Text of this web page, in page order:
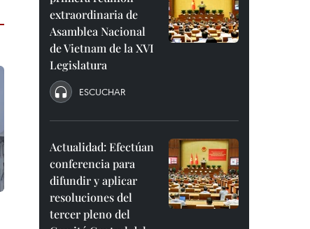
extraordinaria de
Asamblea Nacional
de Vietnam de la XVI
Legislatura
ESCUCHAR
Actualidad: Efectúan
conferencia para
difundir y aplicar
resoluciones del
tercer pleno del